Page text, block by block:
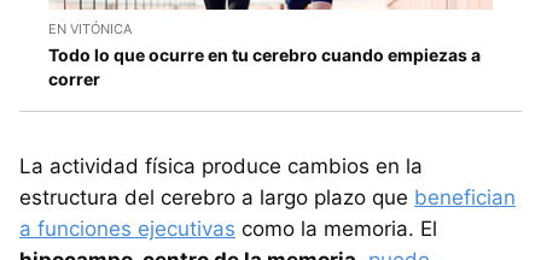
EN VITÓNICA
Todo lo que ocurre en tu cerebro cuando empiezas a
correr
La actividad física produce cambios en la
estructura del cerebro a largo plazo que benefician
a funciones ejecutivas como la memoria. El